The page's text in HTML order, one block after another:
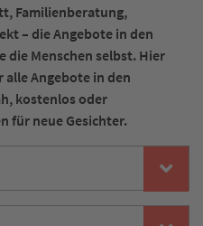
Familienberatung,
– die Angebote in den
die Menschen selbst. Hier
Angebote in den
kostenlos oder
für neue Gesichter.